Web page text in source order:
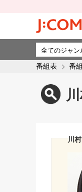
番組表 番
川